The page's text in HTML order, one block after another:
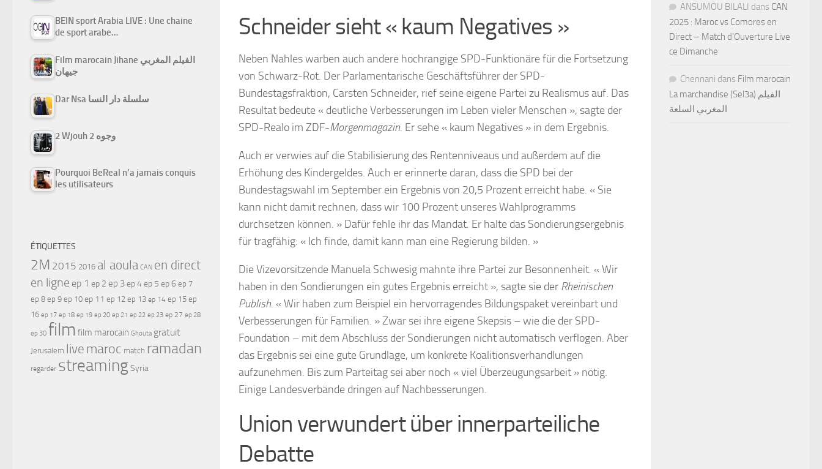
Schneider sieht « kaum Negatives »
Neben Nahles warben auch andere hochrangige SPD-Funktionäre für die Fortsetzung
von Schwarz-Rot. Der Parlamentarische Geschäftsführer der SPD-
Bundestagsfraktion, Carsten Schneider, rief seine eigene Partei zu Realismus auf. Das
Resultat bedeute « deutliche Verbesserungen im Leben vieler Menschen », sagte der
SPD-Realo im ZDF-Morgenmagazin. Er sehe « kaum Negatives » in dem Ergebnis.
Auch er verwies auf die Stabilisierung des Rentenniveaus und außerdem auf die
Erhöhung des Kindergeldes. Auch er erinnerte daran, dass die SPD bei der
Bundestagswahl im September ein Ergebnis von 20,5 Prozent erreicht habe. « Sie
kann nicht damit rechnen, dass wir 100 Prozent unseres Wahlprogramms
durchsetzen können. » Dafür fehle ihr das Mandat. Er halte das Sondierungsergebnis
für tragfähig: « Ich finde, damit kann man eine Regierung bilden. »
Die Vizevorsitzende Manuela Schwesig mahnte ihre Partei zur Besonnenheit. « Wir
haben in den Sondierungen ein gutes Ergebnis erreicht », sagte sie der Rheinischen
Publish. « Wir haben zum Beispiel ein hervorragendes Bildungspaket vereinbart und
Verbesserungen für Familien. » Zwar sei ihre eigene Skepsis – wie die der SPD-
Foundation – mit dem Abschluss der Sondierungen nicht automatisch verflogen. Aber
das Ergebnis sei eine gute Grundlage, um konkrete Koalitionsverhandlungen
aufzunehmen. Bis zum Parteitag sei aber noch « viel Überzeugungsarbeit » nötig.
Einige Landesverbände dringen auf Nachbesserungen.
Union verwundert über innerparteiliche
Debatte
BEIN sport Arabia LIVE : Une chaine
de sport arabe…
Film marocain Jihane الفيلم المغربي
جيهان
Dar Nsa سلسلة دار النسا
2 Wjouh 2 وجوه
Pourquoi BeReal n’a jamais conquis
les utilisateurs
ÉTIQUETTES
2M 2015 2016 al aoula CAN en direct
en ligne ep 1 ep 2 ep 3ep 4ep 5 ep 6 ep 7
ep 8 ep 9 ep 10 ep 11 ep 12 ep 13 ep 14 ep 15 ep
16 ep 17 ep 18 ep 19 ep 20 ep 21 ep 22 ep 23 ep 27 ep 28
ep 30 film film marocain Ghouta gratuit
Jerusalem live maroc match ramadan
regarder streamingSyria
ANSUMOU BILALI dans CAN
2025 : Maroc vs Comores en
Direct – Match d’Ouverture Live
ce Dimanche
Chennani dans Film marocain
La marchandise (Sel3a) الفيلم
المغربي السلعة